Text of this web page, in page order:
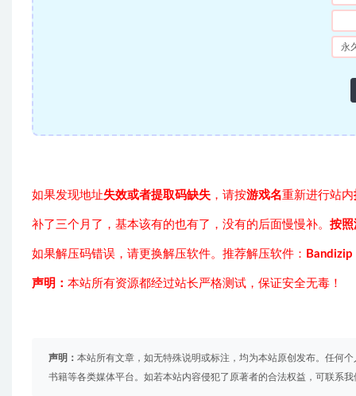
永
如果发现地址失效或者提取码缺失 ，请按游戏名重新进行站内
补了三个月了，基本该有的也有了，没有的后面慢慢补。 按照
如果解压码错误，请更换解压软件。推荐解压软件： Bandizip
声明： 本站所有资源都经过站长严格测试，保证安全无毒！
声明： 本站所有文章，如无特殊说明或标注，均为本站原创发布。任何
书籍等各类媒体平台。如若本站内容侵犯了原著者的合法权益，可联系